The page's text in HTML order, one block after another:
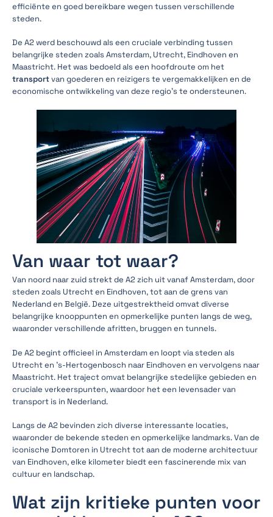
efficiënte en goed bereikbare wegen tussen verschillende
steden.
De A2 werd beschouwd als een cruciale verbinding tussen
belangrijke steden zoals Amsterdam, Utrecht, Eindhoven en
Maastricht. Het was bedoeld als een hoofdroute om het
transportvan goederen en reizigers te vergemakkelijken en de
economische ontwikkeling van deze regio's te ondersteunen.
Van waar tot waar?
Van noord naar zuid strekt de A2 zich uit vanaf Amsterdam, door
steden zoals Utrecht en Eindhoven, tot aan de grens van
Nederland en België. Deze uitgestrektheid omvat diverse
belangrijke knooppunten en opmerkelijke punten langs de weg,
waaronder verschillende afritten, bruggen en tunnels.
De A2 begint officieel in Amsterdam en loopt via steden als
Utrecht en 's-Hertogenbosch naar Eindhoven en vervolgens naar
Maastricht. Het traject omvat belangrijke stedelijke gebieden en
cruciale verkeerspunten, waardoor het een levensader van
transport is in Nederland.
Langs de A2 bevinden zich diverse interessante locaties,
waaronder de bekende steden en opmerkelijke landmarks. Van de
iconische Domtoren in Utrecht tot aan de moderne architectuur
van Eindhoven, elke kilometer biedt een fascinerende mix van
cultuur en landschap.
Wat zijn kritieke punten voor